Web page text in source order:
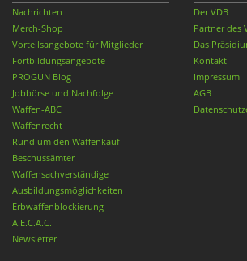
Nachrichten
Merch-Shop
Vorteilsangebote für Mitglieder
Fortbildungsangebote
PROGUN Blog
Jobbörse und Nachfolge
Waffen-ABC
Waffenrecht
Rund um den Waffenkauf
Beschussämter
Waffensachverständige
Ausbildungsmöglichkeiten
Erbwaffenblockierung
A.E.C.A.C.
Newsletter
Der VDB
Partner des
Das
Kontakt
Impressum
AGB